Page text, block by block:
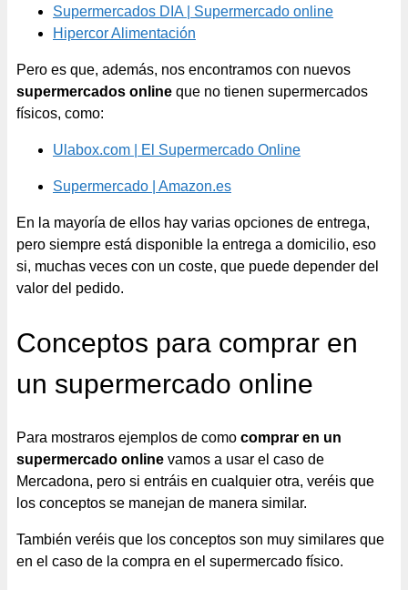
Supermercados DIA | Supermercado online
Hipercor Alimentación
Pero es que, además, nos encontramos con nuevos
supermercados online que no tienen supermercados
físicos, como:
Ulabox.com | El Supermercado Online
Supermercado | Amazon.es
En la mayoría de ellos hay varias opciones de entrega,
pero siempre está disponible la entrega a domicilio, eso
si, muchas veces con un coste, que puede depender del
valor del pedido.
Conceptos para comprar en
un supermercado online
Para mostraros ejemplos de como comprar en un
supermercado online vamos a usar el caso de
Mercadona, pero si entráis en cualquier otra, veréis que
los conceptos se manejan de manera similar.
También veréis que los conceptos son muy similares que
en el caso de la compra en el supermercado físico.